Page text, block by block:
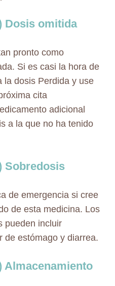
Dosis omitida
pronto como
Si es casi la hora de
la dosis Perdida y use
cita
adicional
a la que no ha tenido
Sobredosis
de emergencia si cree
de esta medicina. Los
pueden incluir
de estómago y diarrea.
Almacenamiento